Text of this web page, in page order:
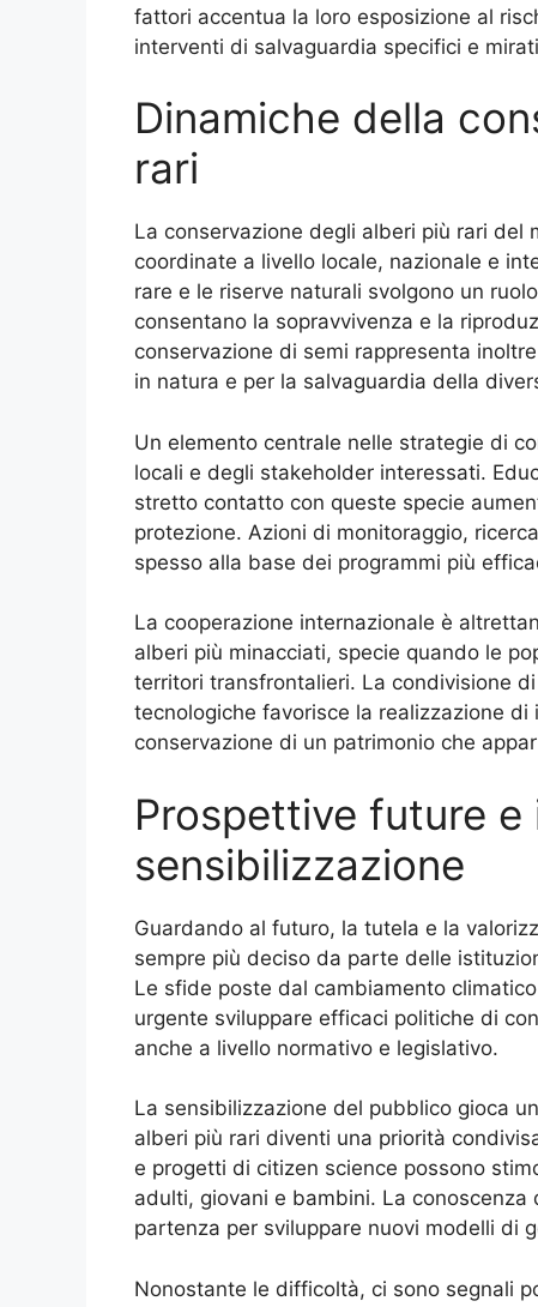
fattori accentua la loro esposizione al
interventi di salvaguardia specifici e
Dinamiche della
rari
La conservazione degli alberi più rari
coordinate a livello locale, nazionale e
rare e le riserve naturali svolgono un
consentano la sopravvivenza e la
conservazione di semi rappresenta
in natura e per la salvaguardia della
Un elemento centrale nelle strategie di
locali e degli stakeholder interessati.
stretto contatto con queste specie
protezione. Azioni di monitoraggio,
spesso alla base dei programmi più
La cooperazione internazionale è
alberi più minacciati, specie quando le
territori transfrontalieri. La condivisione
tecnologiche favorisce la realizzazione
conservazione di un patrimonio che
Prospettive future
sensibilizzazione
Guardando al futuro, la tutela e la
sempre più deciso da parte delle
Le sfide poste dal cambiamento
urgente sviluppare efficaci politiche di
anche a livello normativo e legislativo.
La sensibilizzazione del pubblico gioca
alberi più rari diventi una priorità
e progetti di citizen science possono
adulti, giovani e bambini. La
partenza per sviluppare nuovi modelli di
Nonostante le difficoltà, ci sono segnali